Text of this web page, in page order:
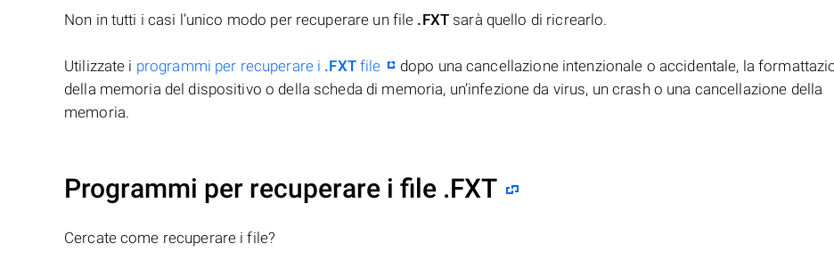
Non in tutti i casi l’unico modo per recuperare un file .FXT sarà quello di ricrearlo.
Utilizzate i programmi per recuperare i .FXTfile
dopo una cancellazione intenzionale o accidentale, la
della memoria del dispositivo o della scheda di memoria, un’infezione da virus, un crash o una cancellazione della
memoria.
Programmi per recuperare i file .FXT
Cercate come recuperare i file?